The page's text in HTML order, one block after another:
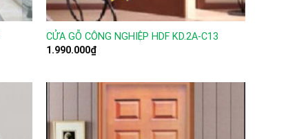
CỬA GỖ CÔNG NGHIỆP HDF KD.2A-C13
1.990.000₫